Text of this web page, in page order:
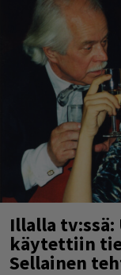
Illalla tv:ssä:
käytettiin
Sellainen